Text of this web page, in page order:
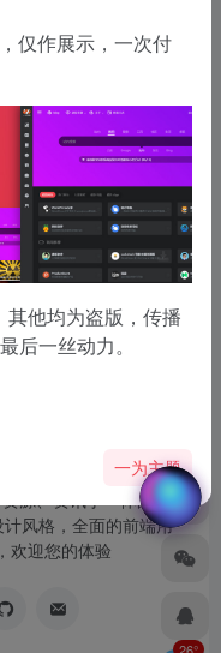
源、资讯于一体的
风格，全面的前端用
欢迎您的体验
仅作展示，一次付
其他均为盗版，传播
后一丝动力。
一为主题